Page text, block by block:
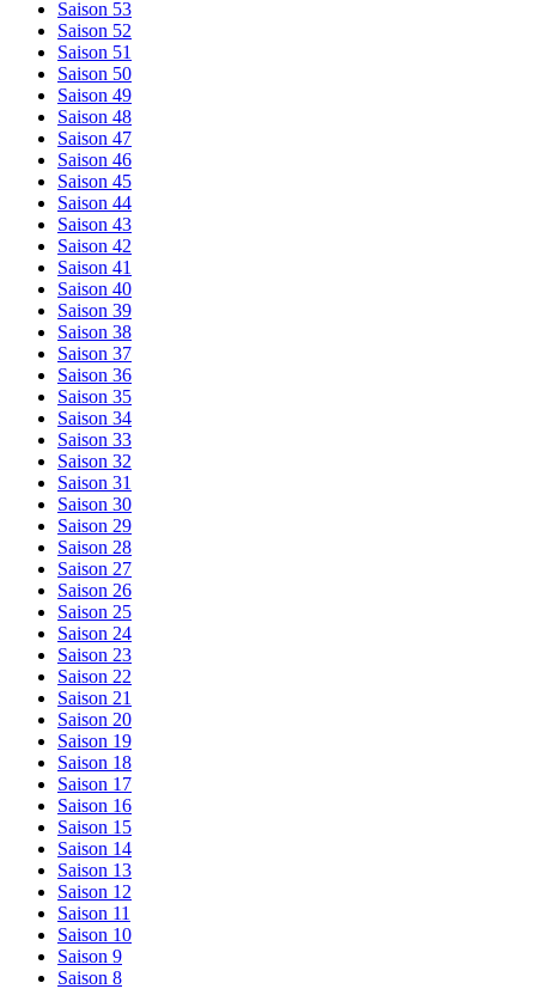
Saison 53
Saison 52
Saison 51
Saison 50
Saison 49
Saison 48
Saison 47
Saison 46
Saison 45
Saison 44
Saison 43
Saison 42
Saison 41
Saison 40
Saison 39
Saison 38
Saison 37
Saison 36
Saison 35
Saison 34
Saison 33
Saison 32
Saison 31
Saison 30
Saison 29
Saison 28
Saison 27
Saison 26
Saison 25
Saison 24
Saison 23
Saison 22
Saison 21
Saison 20
Saison 19
Saison 18
Saison 17
Saison 16
Saison 15
Saison 14
Saison 13
Saison 12
Saison 11
Saison 10
Saison 9
Saison 8